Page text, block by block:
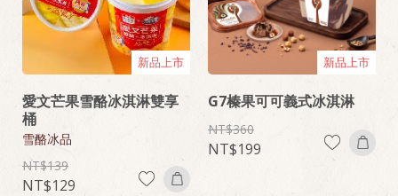
新品上市
愛文芒果雪酪冰淇淋雙享
桶
雪酪冰品
139
129
新品上市
G7榛果可可義式冰淇淋
360
199